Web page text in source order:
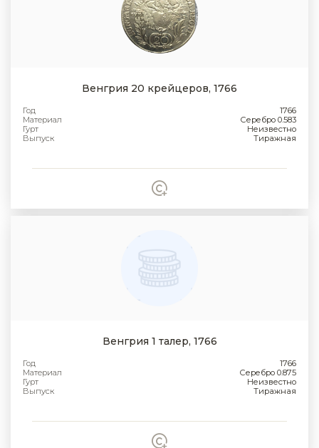
Венгрия 20 крейцеров, 1766
Год
1766
Материал
Серебро 0.583
Гурт
Неизвестно
Выпуск
Тиражная
Венгрия 1 талер, 1766
Год
1766
Материал
Серебро 0.875
Гурт
Неизвестно
Выпуск
Тиражная